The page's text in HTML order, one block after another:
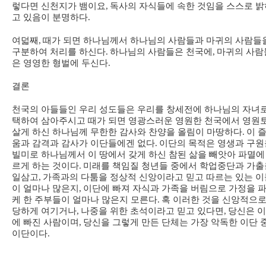
렇다면 신천지가 뱀이요, 독사의 자식들에 속한 것임을 스스로 밝
고 있음이 분명하다.
여덟째 , 때가 되면 하나님께서 하나님의 사람들과 마귀의 사람들
구분하여 처리를 하신다. 하나님의 사람들은 천국에 , 마귀의 사람
은 영영한 형벌에 두신다.
결론
천국의 아들들인 우리 성도들은 우리를 창세전에 하나님의 자녀
택하여 삼아주시고 때가 되면 영광스러운 영원한 천국에서 영원
살게 하신 하나님께 무한한 감사와 찬양을 올림이 마땅하다. 이
움과 감격과 감사가 이단들에겐 없다. 이단의 목적은 영생과 구원
빌미로 하나님께서 이 땅에서 갖게 하신 참된 삶을 빼앗아 파멸
르게 하는 것이다. 미래를 책임질 청년들 중에서 학업중단과 가출
일삼고, 가족과의 다툼을 정상적 신앙이라고 믿고 따르는 있는 이
이 얼마나 많은지 , 이단에 빠져 자식과 가족을 버림으로 가정을
케 한 주부들이 얼마나 많은지 모른다. 혹 이러한 것을 신앙적으
당하게 여기거나, 나중을 위한 초석이라고 믿고 있다면 , 당신은
에 빠진 사람이며 , 당신을 그렇게 만든 단체는 가장 악독한 이단
이단이다.